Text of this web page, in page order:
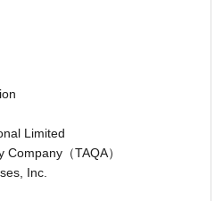
Limited
（TAQA）
Inc.